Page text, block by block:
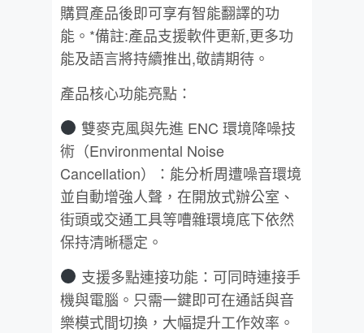
購買產品後即可享有智能翻譯的功
能。*備註:產品支援軟件更新,更多功
能及語言將持續推出,敬請期待。
產品核心功能亮點：
雙麥克風與先進 ENC 環境降噪技
術（Environmental Noise
Cancellation）：能分析周遭噪音環境
並自動增強人聲，在開放式辦公室、
街頭或交通工具等嘈雜環境底下依然
保持清晰穩定。
支援多點連接功能：可同時連接手
機與電腦。只需一鍵即可在通話與音
樂模式間切換，大幅提升工作效率。